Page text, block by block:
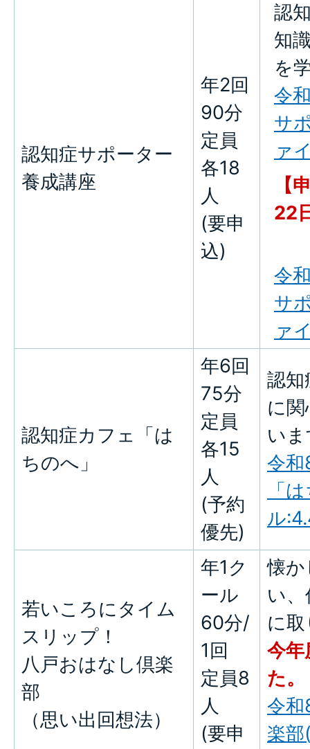
認知症サポーター
養成講座
年2回
90分
定員
各18
人
(要申
込)
認
知
を
令
サ
ァ
【
22
令
サ
ァ
認知症カフェ「は
ちのへ」
年6回
75分
定員
各15
人
(予約
優先)
認知
に
い
令和
「
ル
若いころにタイム
スリップ！
八戸おはなし倶楽
部
（思い出回想法）
年1ク
ール
60分/
1回
定員8
人
(要申
懐
い
に
今年
た。
令
楽